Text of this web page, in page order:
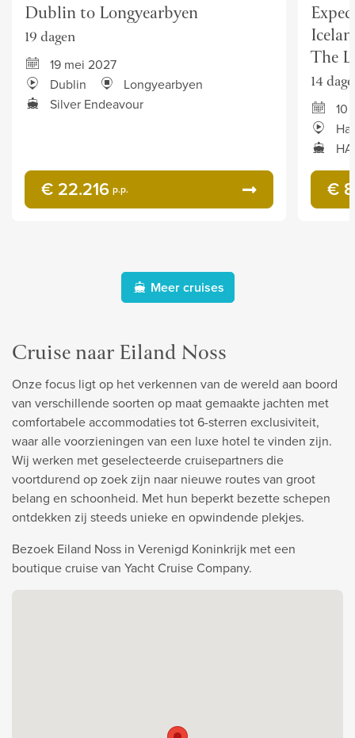
Dublin to Longyearbyen
19 dagen
19 mei 2027
Dublin
Longyearbyen
Silver Endeavour
€ 22.216 p.p.
The
14
10
€
Meer cruises
Cruise naar Eiland Noss
Onze focus ligt op het verkennen van de wereld aan boord
van verschillende soorten op maat gemaakte jachten met
comfortabele accommodaties tot 6-sterren exclusiviteit,
waar alle voorzieningen van een luxe hotel te vinden zijn.
Wij werken met geselecteerde cruisepartners die
voortdurend op zoek zijn naar nieuwe routes van groot
belang en schoonheid. Met hun beperkt bezette schepen
ontdekken zij steeds unieke en opwindende plekjes.
Bezoek Eiland Noss in Verenigd Koninkrijk met een
boutique cruise van Yacht Cruise Company.